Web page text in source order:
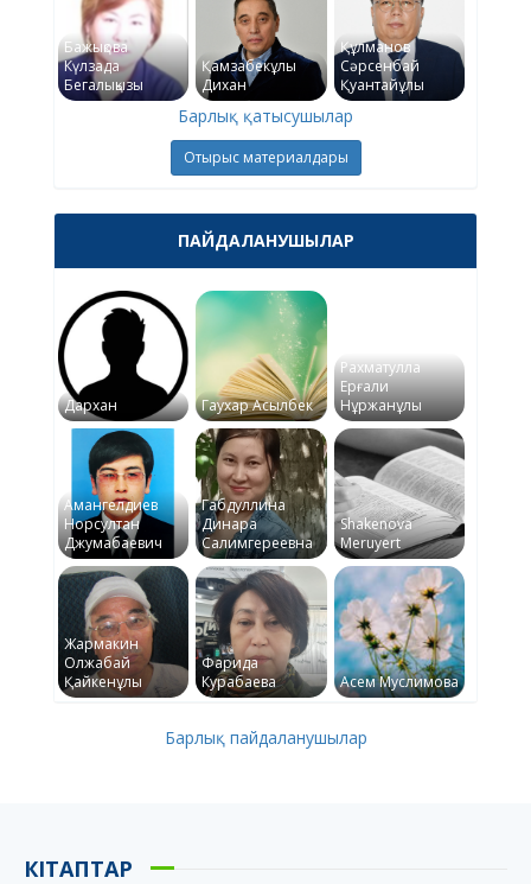
Бажықова
Күлзада
Бегалықызы
Қамзабекұлы
Дихан
Құлманов
Сәрсенбай
Қуантайұлы
Барлық қатысушылар
Отырыс материалдары
ПАЙДАЛАНУШЫЛАР
Дархан Гаухар Асылбек
Рахматулла
Ерғали
Нұржанұлы
Амангелдиев
Норсултан
Джумабаевич
Габдуллина
Динара
Салимгереевна
Shakenova
Meruyert
Жармакин
Олжабай
Қайкенұлы
Фарида
Курабаева
Асем Муслимова
Барлық пайдаланушылар
КІТАПТАР